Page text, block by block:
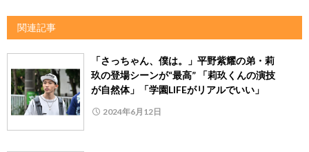
関連記事
「さっちゃん、僕は。」平野紫耀の弟・莉
玖の登場シーンが“最高” 「莉玖くんの演技
が自然体」「学園LIFEがリアルでいい」
2024年6月12日